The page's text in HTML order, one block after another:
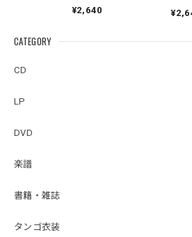
CATEGORY
CD
LP
DVD
楽譜
書籍・雑誌
タンゴ衣装
Pontoriero『POLENT
la Ribera』
¥2,640
Cuartoelemento『
（007RECORDS-27